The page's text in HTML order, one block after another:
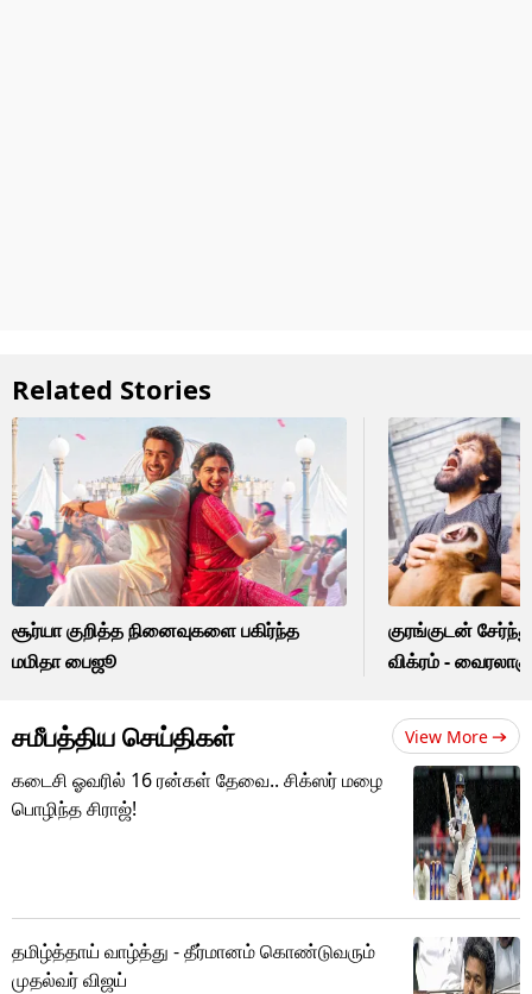
Related Stories
சூர்யா குறித்த நினைவுகளை பகிர்ந்த
மமிதா பைஜூ
குரங்குடன்
விக்ரம் -
சமீபத்திய செய்திகள் View More
கடைசி ஓவரில் 16 ரன்கள் தேவை.. சிக்ஸர் மழை
பொழிந்த சிராஜ்!
தமிழ்த்தாய் வாழ்த்து - தீர்மானம் கொண்டுவரும்
முதல்வர் விஜய்